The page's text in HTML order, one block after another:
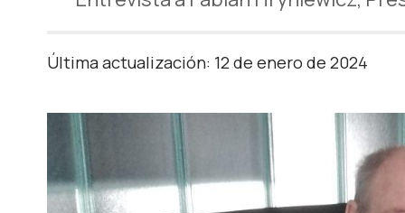
Última actualización: 12 de enero de 2024